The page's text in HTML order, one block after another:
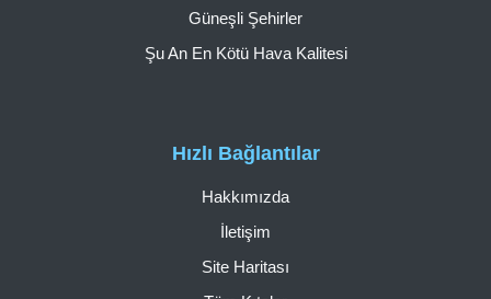
Hızlı Bağlantılar
Hakkımızda
İletişim
Site Haritası
Güneşli Şehirler
Şu An En Kötü Hava Kalitesi